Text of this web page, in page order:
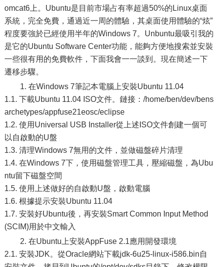
omcat6上。Ubuntu是目前市場占有率超過50%的Linux桌面
系統，完全免費，通過近一周的體驗，其桌面使用體驗的“炫”
程度要強於已經使用半年的Windows 7。Unbuntu最吸引我的
是它的Ubuntu Software Center功能，能夠方便地搜索並安裝
一些很有用的免費軟件，下面我會一一談到。現在簡述一下
遷移步驟。
1. 在Windows 7筆記本電腦上安裝Ubuntu 11.04
1.1. 下載Ubuntu 11.04 ISO文件。鏈接：/home/ben/dev/bens
archetypes/appfuse21eosc/eclipse
1.2. 使用Universal USB Installer從上述ISO文件創建一個可
以自啟動的U盤
1.3. 清理Windows 7無用的文件，並做磁盤碎片清理
1.4. 在Windows 7下，使用磁盤管理工具，壓縮磁盤，為Ubu
ntu留下磁盤空間
1.5. 使用上述做好的自啟動U盤，啟動電腦
1.6. 根據提示安裝Ubuntu 11.04
1.7. 安裝好Ubuntu後，再安裝Smart Common Input Method
(SCIM)用於中文輸入
2. 在Ubuntu上安裝AppFuse 2.1應用開發環境
2.1. 安裝JDK。從Oracle網站下載jdk-6u25-linux-i586.bin自